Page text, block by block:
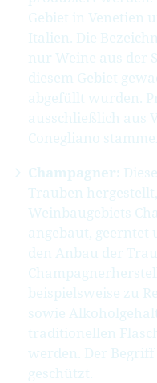
Gebiet in Venetien
Italien. Die
nur Weine aus der
diesem Gebiet
abgefüllt wurden.
ausschließlich aus
Conegliano
Champagner:
Trauben
Weinbaugebiets
angebaut, geerntet
den Anbau der
beispielsweise zu
sowie
traditionellen
werden. Der
geschützt.